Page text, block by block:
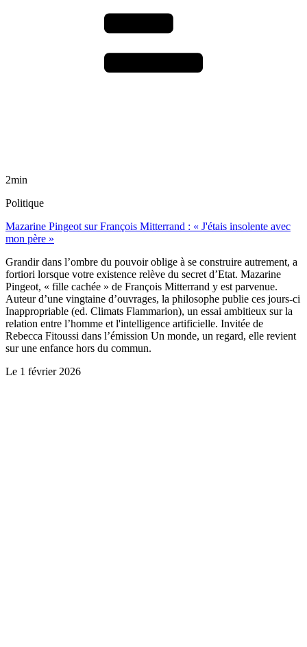
2min
Politique
Mazarine Pingeot sur François Mitterrand : « J'étais insolente avec
mon père »
Grandir dans l’ombre du pouvoir oblige à se construire autrement, a
fortiori lorsque votre existence relève du secret d’Etat. Mazarine
Pingeot, « fille cachée » de François Mitterrand y est parvenue.
Auteur d’une vingtaine d’ouvrages, la philosophe publie ces jours-ci
Inappropriable (ed. Climats Flammarion), un essai ambitieux sur la
relation entre l’homme et l'intelligence artificielle. Invitée de
Rebecca Fitoussi dans l’émission Un monde, un regard, elle revient
sur une enfance hors du commun.
Le 1 février 2026